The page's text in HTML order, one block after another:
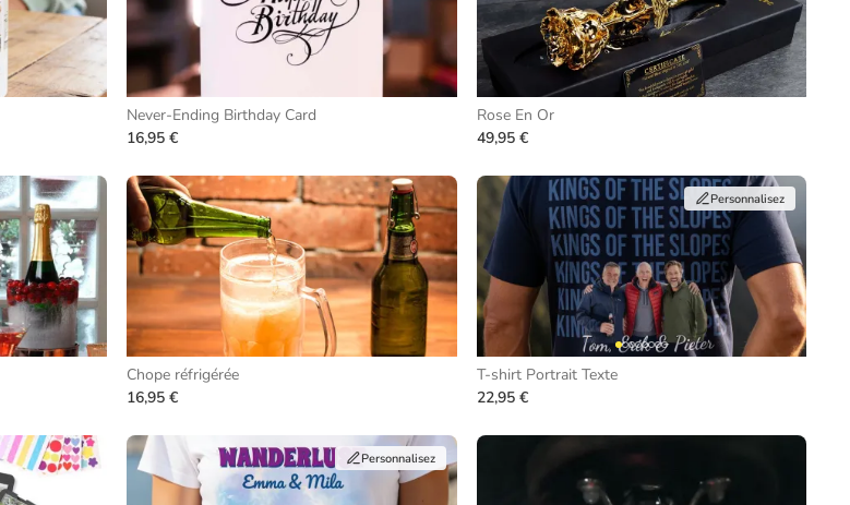
Never-Ending Birthday Card
16,95 €
Rose En Or
49,95 €
Chope réfrigérée
16,95 €
Personnalisez
T-shirt Portrait Texte
22,95 €
Personnalisez